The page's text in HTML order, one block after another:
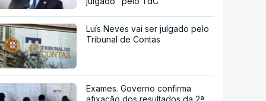
Luís Neves vai ser julgado pelo
Tribunal de Contas
Exames. Governo confirma
afixação dos resultados da 2ª